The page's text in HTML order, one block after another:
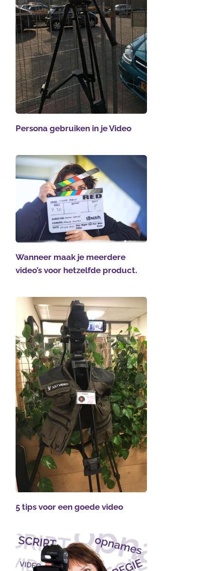
Persona gebruiken in je Video
Wanneer maak je meerdere
video’s voor hetzelfde product.
5 tips voor een goede video